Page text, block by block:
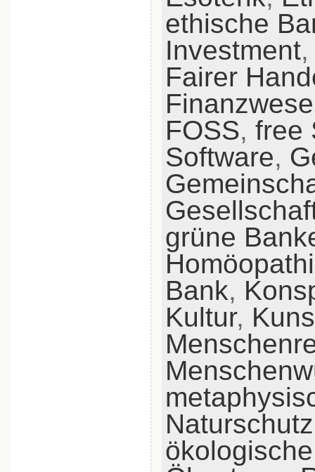
ethische
Investment
Fairer
FOSS, free
Software,
grüne
Bank,
Kultur,
Naturschutz